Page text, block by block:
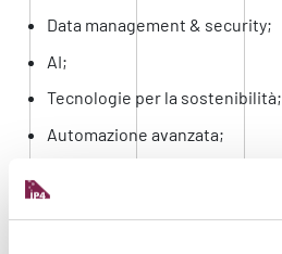
Data management & security;
AI;
Tecnologie per la sostenibilità;
Automazione avanzata;